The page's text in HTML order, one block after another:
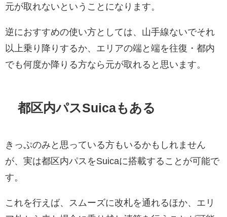
元が取れないということになります。
逆におすすめの使い方としては、山手線ないでそれ
以上乗り降りするか、エリアの端と端を往復・都内
でも何度か降りる方なら元が取れると思います。
都区内パスSuicaもある
きっぷのみと思っている方もいるかもしれません
が、実は都区内パスをSuicaに搭載することが可能で
す。
これを行えば、スムーズに改札を通れるほか、エリ